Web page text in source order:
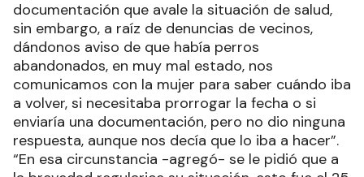
documentación que avale la situación de salud,
sin embargo, a raíz de denuncias de vecinos,
dándonos aviso de que había perros
abandonados, en muy mal estado, nos
comunicamos con la mujer para saber cuándo iba
a volver, si necesitaba prorrogar la fecha o si
enviaría una documentación, pero no dio ninguna
respuesta, aunque nos decía que lo iba a hacer”.
“En esa circunstancia -agregó- se le pidió que a